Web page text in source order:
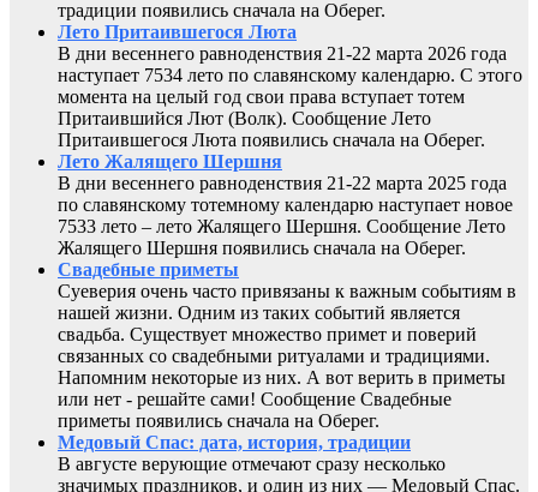
традиции появились сначала на Оберег.
Лето Притаившегося Люта
В дни весеннего равноденствия 21-22 марта 2026 года
наступает 7534 лето по славянскому календарю. С этого
момента на целый год свои права вступает тотем
Притаившийся Лют (Волк). Сообщение Лето
Притаившегося Люта появились сначала на Оберег.
Лето Жалящего Шершня
В дни весеннего равноденствия 21-22 марта 2025 года
по славянскому тотемному календарю наступает новое
7533 лето – лето Жалящего Шершня. Сообщение Лето
Жалящего Шершня появились сначала на Оберег.
Свадебные приметы
Суеверия очень часто привязаны к важным событиям в
нашей жизни. Одним из таких событий является
свадьба. Существует множество примет и поверий
связанных со свадебными ритуалами и традициями.
Напомним некоторые из них. А вот верить в приметы
или нет - решайте сами! Сообщение Свадебные
приметы появились сначала на Оберег.
Медовый Спас: дата, история, традиции
В августе верующие отмечают сразу несколько
значимых праздников, и один из них — Медовый Спас.